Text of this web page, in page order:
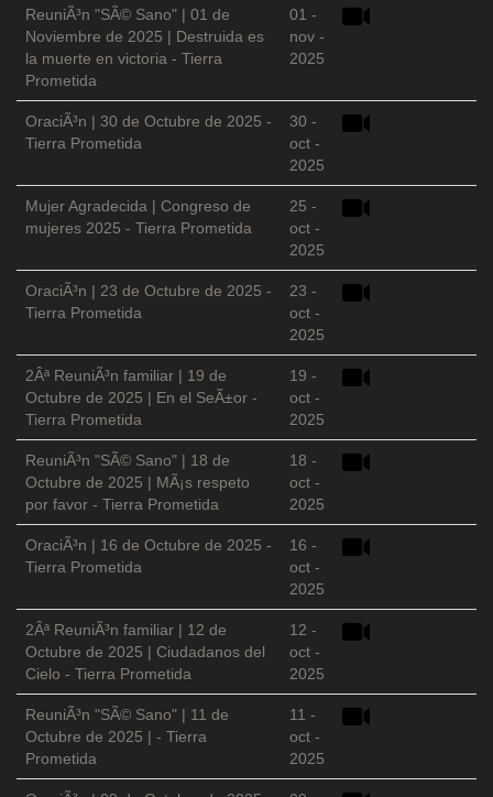
ReuniÃ³n "SÃ© Sano" | 01 de
Noviembre de 2025 | Destruida es
la muerte en victoria - Tierra
Prometida
01 -
nov -
2025
OraciÃ³n | 30 de Octubre de 2025 -
Tierra Prometida
30 -
oct -
2025
Mujer Agradecida | Congreso de
mujeres 2025 - Tierra Prometida
25 -
oct -
2025
OraciÃ³n | 23 de Octubre de 2025 -
Tierra Prometida
23 -
oct -
2025
2Âª ReuniÃ³n familiar | 19 de
Octubre de 2025 | En el SeÃ±or -
Tierra Prometida
19 -
oct -
2025
ReuniÃ³n "SÃ© Sano" | 18 de
Octubre de 2025 | MÃ¡s respeto
por favor - Tierra Prometida
18 -
oct -
2025
OraciÃ³n | 16 de Octubre de 2025 -
Tierra Prometida
16 -
oct -
2025
2Âª ReuniÃ³n familiar | 12 de
Octubre de 2025 | Ciudadanos del
Cielo - Tierra Prometida
12 -
oct -
2025
ReuniÃ³n "SÃ© Sano" | 11 de
Octubre de 2025 | - Tierra
Prometida
11 -
oct -
2025